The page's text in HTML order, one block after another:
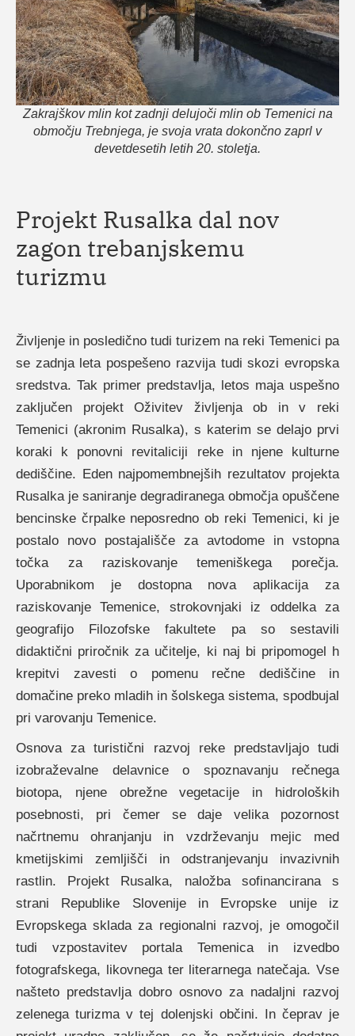
Zakrajškov mlin kot zadnji delujoči mlin ob Temenici na
območju Trebnjega, je svoja vrata dokončno zaprl v
devetdesetih letih 20. stoletja.
Projekt Rusalka dal nov
zagon trebanjskemu
turizmu
Življenje in posledično tudi turizem na reki Temenici pa
se zadnja leta pospešeno razvija tudi skozi evropska
sredstva. Tak primer predstavlja, letos maja uspešno
zaključen projekt Oživitev življenja ob in v reki
Temenici (akronim Rusalka), s katerim se delajo prvi
koraki k ponovni revitaliciji reke in njene kulturne
dediščine. Eden najpomembnejših rezultatov projekta
Rusalka je saniranje degradiranega območja opuščene
bencinske črpalke neposredno ob reki Temenici, ki je
postalo novo postajališče za avtodome in vstopna
točka za raziskovanje temeniškega porečja.
Uporabnikom je dostopna nova aplikacija za
raziskovanje Temenice, strokovnjaki iz oddelka za
geografijo Filozofske fakultete pa so sestavili
didaktični priročnik za učitelje, ki naj bi pripomogel h
krepitvi zavesti o pomenu rečne dediščine in
domačine preko mladih in šolskega sistema, spodbujal
pri varovanju Temenice.
Osnova za turistični razvoj reke predstavljajo tudi
izobraževalne delavnice o spoznavanju rečnega
biotopa, njene obrežne vegetacije in hidroloških
posebnosti, pri čemer se daje velika pozornost
načrtnemu ohranjanju in vzdrževanju mejic med
kmetijskimi zemljišči in odstranjevanju invazivnih
rastlin. Projekt Rusalka, naložba sofinancirana s
strani Republike Slovenije in Evropske unije iz
Evropskega sklada za regionalni razvoj, je omogočil
tudi vzpostavitev portala Temenica in izvedbo
fotografskega, likovnega ter literarnega natečaja. Vse
našteto predstavlja dobro osnovo za nadaljni razvoj
zelenega turizma v tej dolenjski občini. In čeprav je